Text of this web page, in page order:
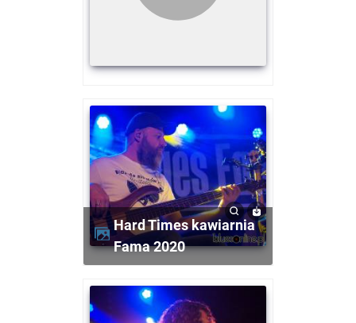
Hard Times kawiarnia
Fama 2020